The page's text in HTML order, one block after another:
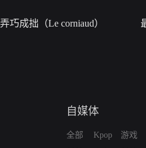
弄巧成拙（Le corniaud）
自媒体
全部
Kpop
游戏